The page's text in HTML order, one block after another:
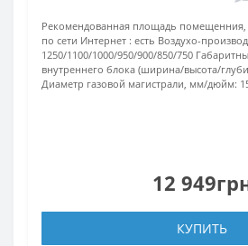
Рекомендованная площадь помещенния,
по сети Интернет : есть Воздухо-
1250/1100/1000/950/900/850/750
внутреннего блока (ширина/высота/
Диаметр газовой магистрали, мм/дюйм:
12
КУПИТЬ